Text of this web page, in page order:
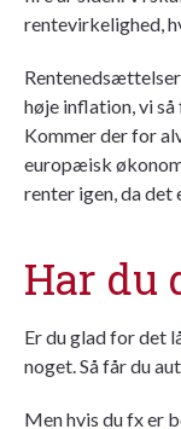
rentevirkelighed,
høje inflation, vi
Kommer der for
europæisk
renter igen, da
Har du
Er du glad for det
noget. Så får du
Men hvis du fx er